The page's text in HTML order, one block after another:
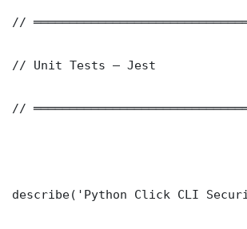
//
// Unit Tests — Jest
//
describe('Python Click CLI